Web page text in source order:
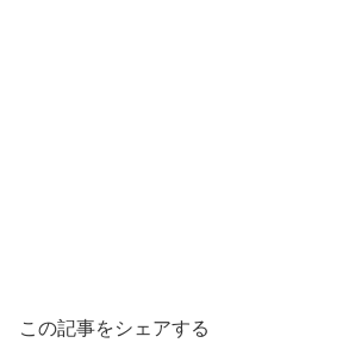
この記事をシェアする